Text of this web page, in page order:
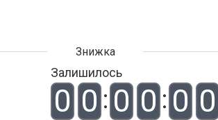
Залишилось
0 0 0 0 0 0